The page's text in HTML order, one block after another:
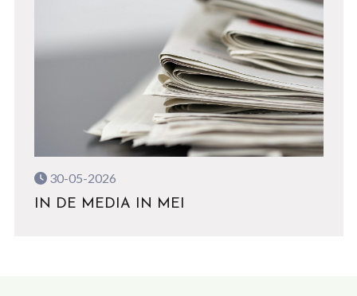
30-05-2026
IN DE MEDIA IN MEI